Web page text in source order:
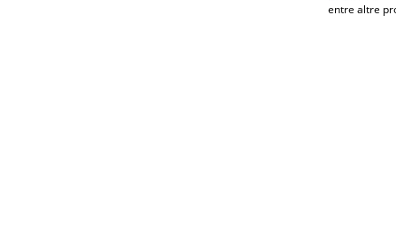
entre altre